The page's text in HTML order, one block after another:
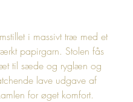
i massivt træ med et
papirgarn. Stolen fås
til sæde og ryglæn og
lave udgave af
for øget komfort.